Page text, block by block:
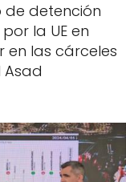
de detención
la UE en
en las cárceles
Asad